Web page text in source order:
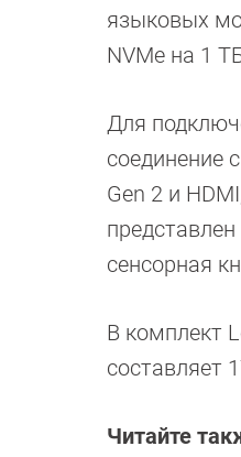
языковых
NVMe на 1
Для
соединение
Gen 2 и
сенсорная
В комплект
составляет
Читайте